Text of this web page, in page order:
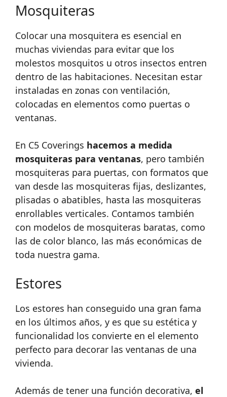
Mosquiteras
Colocar una mosquitera es esencial en
muchas viviendas para evitar que los
molestos mosquitos u otros insectos entren
dentro de las habitaciones. Necesitan estar
instaladas en zonas con ventilación,
colocadas en elementos como puertas o
ventanas.
En C5 Coverings hacemos a medida
mosquiteras para ventanas, pero también
mosquiteras para puertas, con formatos que
van desde las mosquiteras fijas, deslizantes,
plisadas o abatibles, hasta las mosquiteras
enrollables verticales. Contamos también
con modelos de mosquiteras baratas, como
las de color blanco, las más económicas de
toda nuestra gama.
Estores
Los estores han conseguido una gran fama
en los últimos años, y es que su estética y
funcionalidad los convierte en el elemento
perfecto para decorar las ventanas de una
vivienda.
Además de tener una función decorativa, el